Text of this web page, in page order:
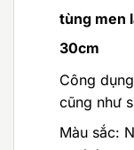
tùng men
30cm
Công
cũng như
Màu sắc: